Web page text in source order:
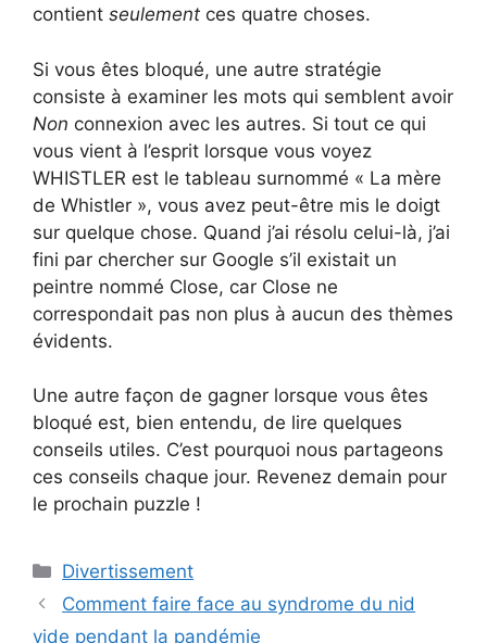
contient seulement ces quatre choses.
Si vous êtes bloqué, une autre stratégie
consiste à examiner les mots qui semblent avoir
Non connexion avec les autres. Si tout ce qui
vous vient à l’esprit lorsque vous voyez
WHISTLER est le tableau surnommé « La mère
de Whistler », vous avez peut-être mis le doigt
sur quelque chose. Quand j’ai résolu celui-là, j’ai
fini par chercher sur Google s’il existait un
peintre nommé Close, car Close ne
correspondait pas non plus à aucun des thèmes
évidents.
Une autre façon de gagner lorsque vous êtes
bloqué est, bien entendu, de lire quelques
conseils utiles. C’est pourquoi nous partageons
ces conseils chaque jour. Revenez demain pour
le prochain puzzle !
Catégories
Divertissement
Comment faire face au syndrome du nid
vide pendant la pandémie